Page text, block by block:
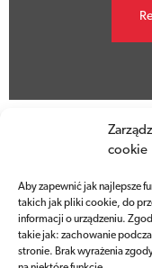
cookie
Aby zapewnić jak najlepsze
takich jak pliki cookie, do
informacji o urządzeniu.
takie jak: zachowanie
stronie. Brak wyrażenia
Książki,
o